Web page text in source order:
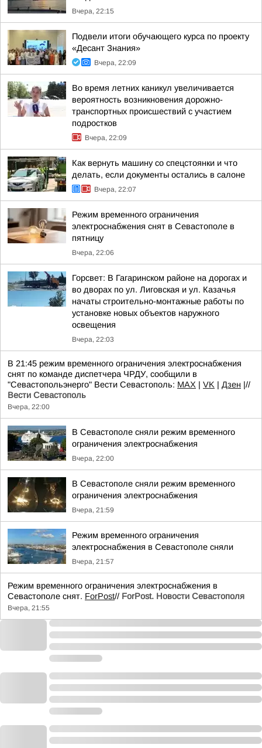
Вчера, 22:15
Подвели итоги обучающего курса по проекту
«Десант Знания»
Вчера, 22:09
Во время летних каникул увеличивается
вероятность возникновения дорожно-
транспортных происшествий с участием
подростков
Вчера, 22:09
Как вернуть машину со спецстоянки и что
делать, если документы остались в салоне
Вчера, 22:07
Режим временного ограничения
электроснабжения снят в Севастополе в
пятницу
Вчера, 22:06
Горсвет: В Гагаринском районе на дорогах и
во дворах по ул. Лиговская и ул. Казачья
начаты строительно-монтажные работы по
установке новых объектов наружного
освещения
Вчера, 22:03
В 21:45 режим временного ограничения электроснабжения
снят по команде диспетчера ЧРДУ, сообщили в
"Севастопольэнерго" Вести Севастополь: MAX | VK | Дзен |//
Вести Севастополь
Вчера, 22:00
В Севастополе сняли режим временного
ограничения электроснабжения
Вчера, 22:00
В Севастополе сняли режим временного
ограничения электроснабжения
Вчера, 21:59
Режим временного ограничения
электроснабжения в Севастополе сняли
Вчера, 21:57
Режим временного ограничения электроснабжения в
Севастополе снят. ForPost// ForPost. Новости Севастополя
Вчера, 21:55